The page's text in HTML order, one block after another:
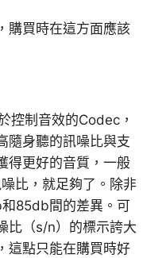
購買時在這方面應該
控制音效的Codec，
隨身聽的訊噪比與支
得更好的音質，一般
比，就足夠了。除非
85db間的差異。可
比（s/n）的標示誇大
這點只能在購買時好